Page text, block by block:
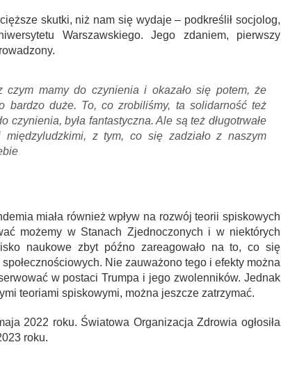
skutki, niż nam się wydaje – podkreślił socjolog,
Warszawskiego. Jego zdaniem, pierwszy
mamy do czynienia i okazało się potem, że
bardzo duże. To, co zrobiliśmy, ta solidarność też
czynienia, była fantastyczna. Ale są też długotrwałe
z tym, co się zadziało z naszym
miała również wpływ na rozwój teorii spiskowych
możemy w Stanach Zjednoczonych i w niektórych
naukowe zbyt późno zareagowało na to, co się
Nie zauważono tego i efekty można
w postaci Trumpa i jego zwolenników. Jednak
teoriami spiskowymi, można jeszcze zatrzymać.
2022 roku. Światowa Organizacja Zdrowia ogłosiła
roku.